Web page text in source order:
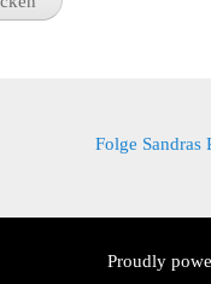
Folge Sandras
Proudly